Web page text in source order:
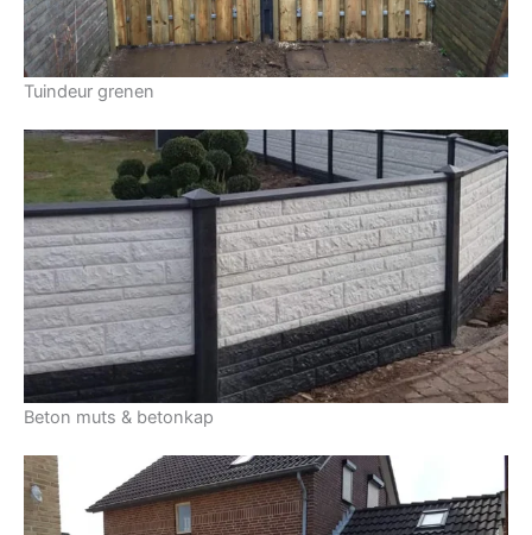
Tuindeur grenen
Beton muts & betonkap